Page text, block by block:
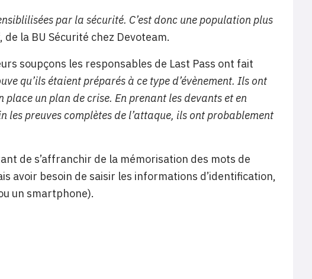
par la sécurité. C’est donc une population plus
la BU Sécurité chez Devoteam.
soupçons les responsables de Last Pass ont fait
qu’ils étaient préparés à ce type d’évènement. Ils ont
un plan de crise. En prenant les devants et en
preuves complètes de l’attaque, ils ont probablement
de s’affranchir de la mémorisation des mots de
avoir besoin de saisir les informations d’identification,
un smartphone).